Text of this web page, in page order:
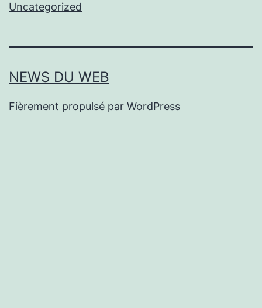
Uncategorized
NEWS DU WEB
Fièrement propulsé par WordPress